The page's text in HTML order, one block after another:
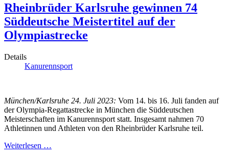
Rheinbrüder Karlsruhe gewinnen 74
Süddeutsche Meistertitel auf der
Olympiastrecke
Details
Kanurennsport
München/Karlsruhe 24. Juli 2023: Vom 14. bis 16. Juli fanden auf
der Olympia-Regattastrecke in München die Süddeutschen
Meisterschaften im Kanurennsport statt. Insgesamt nahmen 70
Athletinnen und Athleten von den Rheinbrüder Karlsruhe teil.
Weiterlesen …